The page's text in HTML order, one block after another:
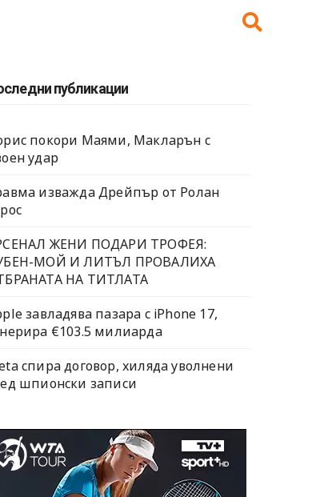
публикации
покори Маями, Макларън с
удар
изважда Дрейпър от Ролан
ЖЕНИ ПОДАРИ ТРОФЕЯ:
МОЙ И ЛИТЪЛ ПРОВАЛИХА
НА ТИТЛАТА
завладява пазара с iPhone 17,
€103.5 милиарда
спира договор, хиляда уволнени
шпионски записи